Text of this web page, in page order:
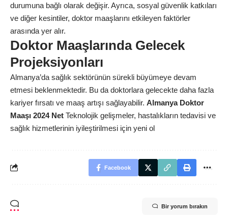
durumuna bağlı olarak değişir. Ayrıca, sosyal güvenlik katkıları
ve diğer kesintiler, doktor maaşlarını etkileyen faktörler
arasında yer alır.
Doktor Maaşlarında Gelecek
Projeksiyonları
Almanya’da sağlık sektörünün sürekli büyümeye devam
etmesi beklenmektedir. Bu da doktorlara gelecekte daha fazla
kariyer fırsatı ve maaş artışı sağlayabilir. Almanya Doktor
Maaşı 2024 Net Teknolojik gelişmeler, hastalıkların tedavisi ve
sağlık hizmetlerinin iyileştirilmesi için yeni ol
Facebook
Bir yorum bırakın